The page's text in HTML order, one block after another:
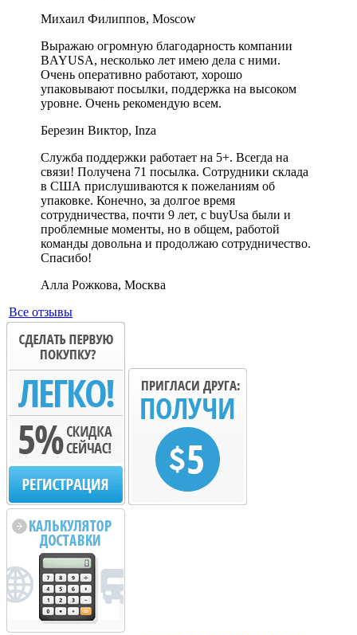
Михаил Филиппов, Moscow
Выражаю огромную благодарность компании
BAYUSA, несколько лет имею дела с ними.
Очень оперативно работают, хорошо
упаковывают посылки, поддержка на высоком
уровне. Очень рекомендую всем.
Березин Виктор, Inza
Служба поддержки работает на 5+. Всегда на
связи! Получена 71 посылка. Сотрудники склада
в США прислушиваются к пожеланиям об
упаковке. Конечно, за долгое время
сотрудничества, почти 9 лет, с buyUsa были и
проблемные моменты, но в общем, работой
команды довольна и продолжаю сотрудничество.
Спасибо!
Алла Рожкова, Москва
Все отзывы